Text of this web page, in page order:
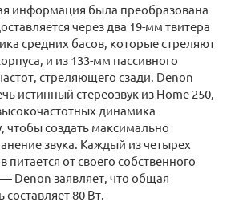
информация была преобразована
через два 19-мм твитера
средних басов, которые стреляют
и из 133-мм пассивного
стреляющего сзади. Denon
истинный стереозвук из Home 250,
динамика
чтобы создать максимально
звука. Каждый из четырех
от своего собственного
Denon заявляет, что общая
80 Вт.